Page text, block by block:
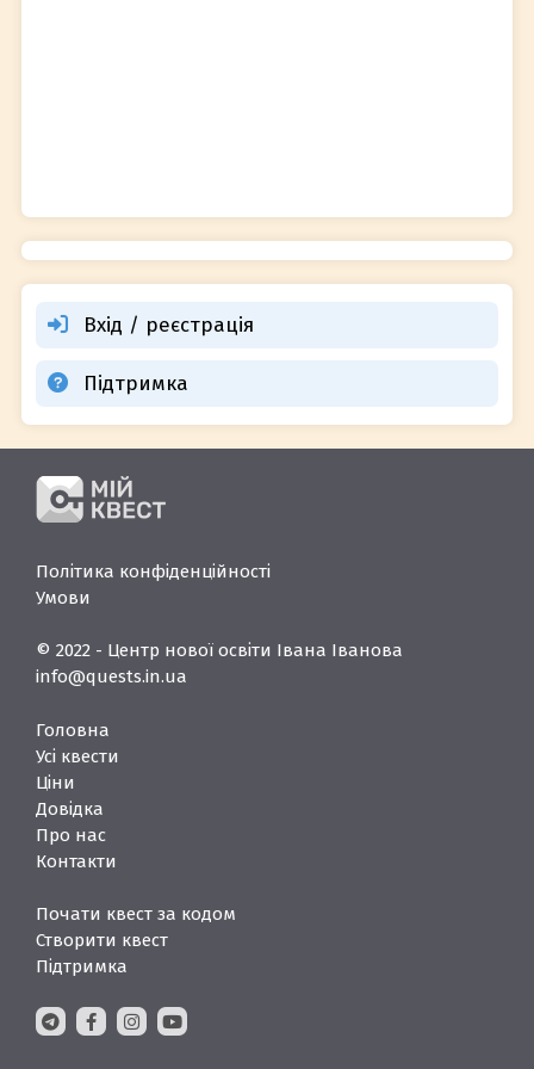
Вхід / реєстрація
Підтримка
Політика конфіденційності
Умови
© 2022 - Центр нової освіти Івана Іванова
info@quests.in.ua
Головна
Усі квести
Ціни
Довідка
Про нас
Контакти
Почати квест за кодом
Створити квест
Підтримка